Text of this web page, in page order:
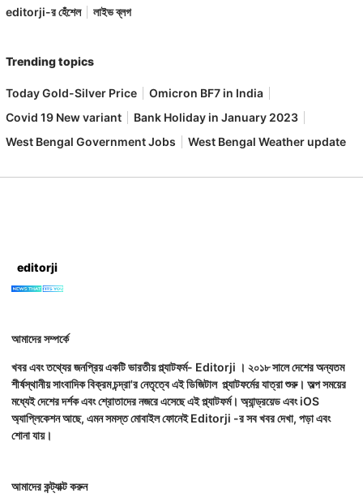
editorji-র হেঁশেল
লাইভ ব্লগ
Trending topics
Today Gold-Silver Price
Omicron BF7 in India
Covid 19 New variant
Bank Holiday in January 2023
West Bengal Government Jobs
West Bengal Weather update
editorji
আমাদের সম্পর্কে
খবর এবং তথ্যের জনপ্রিয় একটি ভারতীয় প্ল্যাটফর্ম- Editorji । ২০১৮ সালে দেশের অন্যতম
শীর্ষস্থানীয় সাংবাদিক বিক্রম চন্দ্রা'র নেতৃত্বে এই ডিজিটাল প্ল্যাটফর্মের যাত্রা শুরু। অল্প সময়ের
মধ্যেই দেশের দর্শক এবং শ্রোতাদের নজরে এসেছে এই প্ল্যাটফর্ম। অ্যান্ড্রয়েড এবং iOS
অ্যাপ্লিকেশন আছে, এমন সমস্ত মোবাইল ফোনেই Editorji -র সব খবর দেখা, পড়া এবং
শোনা যায়।
আমাদের কন্ট্যাক্ট করুন